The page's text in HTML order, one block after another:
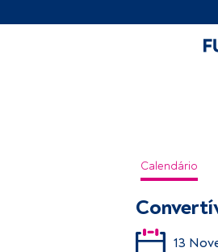
Calendário
13